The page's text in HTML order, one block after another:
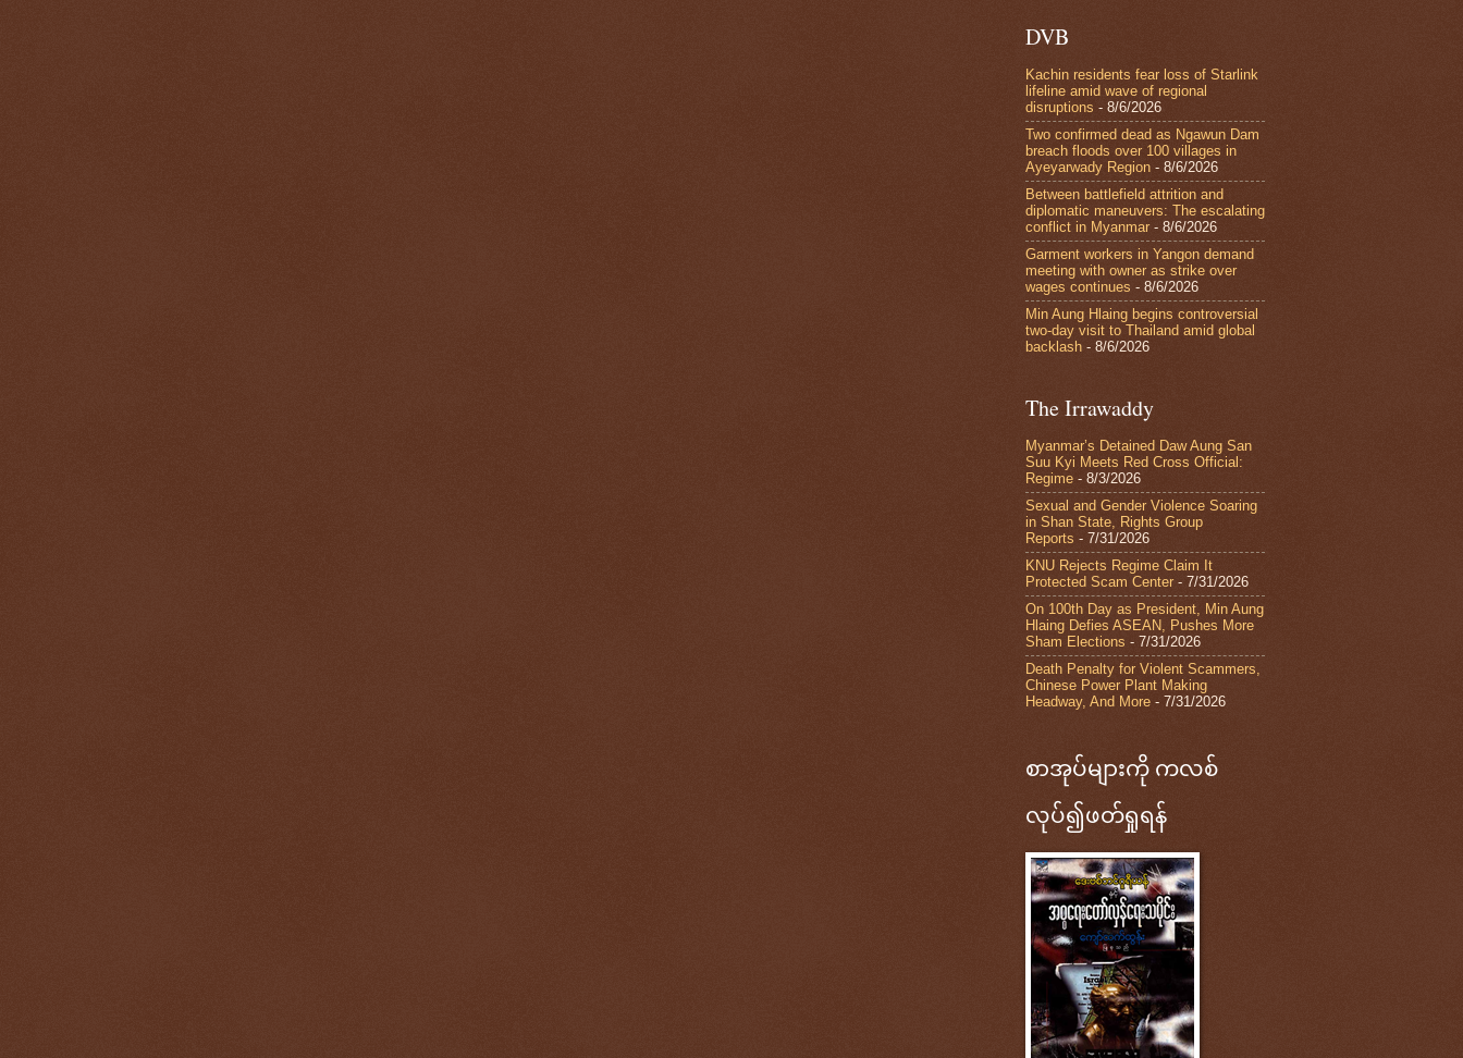
DVB
Kachin residents fear loss of Starlink
lifeline amid wave of regional
disruptions - 8/6/2026
Two confirmed dead as Ngawun Dam
breach floods over 100 villages in
Ayeyarwady Region - 8/6/2026
Between battlefield attrition and
diplomatic maneuvers: The escalating
conflict in Myanmar - 8/6/2026
Garment workers in Yangon demand
meeting with owner as strike over
wages continues - 8/6/2026
Min Aung Hlaing begins controversial
two-day visit to Thailand amid global
backlash - 8/6/2026
The Irrawaddy
Myanmar’s Detained Daw Aung San
Suu Kyi Meets Red Cross Official:
Regime - 8/3/2026
Sexual and Gender Violence Soaring
in Shan State, Rights Group
Reports - 7/31/2026
KNU Rejects Regime Claim It
Protected Scam Center - 7/31/2026
On 100th Day as President, Min Aung
Hlaing Defies ASEAN, Pushes More
Sham Elections - 7/31/2026
Death Penalty for Violent Scammers,
Chinese Power Plant Making
Headway, And More - 7/31/2026
စာအုပ်များကို ကလစ်
လုပ်၍ဖတ်ရှုရန်